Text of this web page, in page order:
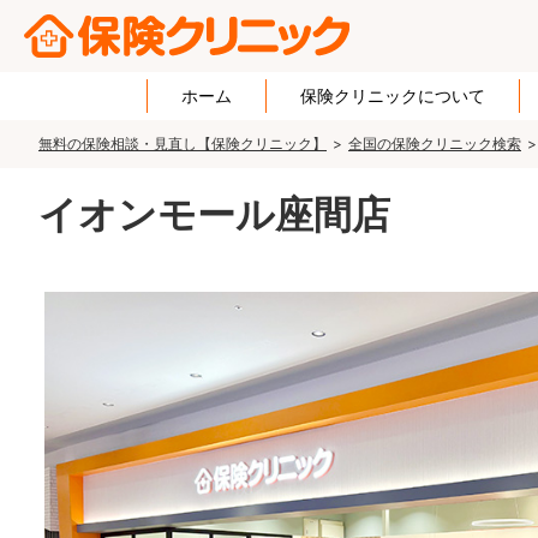
ホーム 保険クリニックについて
無料の保険相談・見直し【保険クリニック】 全国の保険クリニック検索
イオンモール座間店